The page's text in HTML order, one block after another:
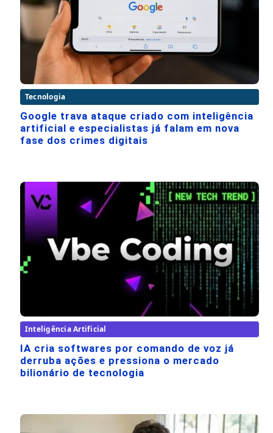
Tecnologia
Google trava ataque criado com inteligência
artificial e especialistas já falam em nova
fase dos crimes digitais
Inteligência Artificial
IA cria softwares por comando de voz já
derruba ações e pressiona o mercado
bilionário de tecnologia